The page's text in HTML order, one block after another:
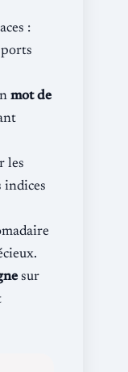
:
mot de
les
indices
sur